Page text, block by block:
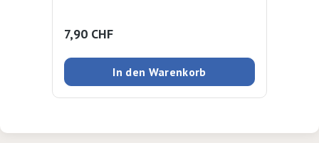
Regulärer Preis:
7,90 CHF
In den Warenkorb